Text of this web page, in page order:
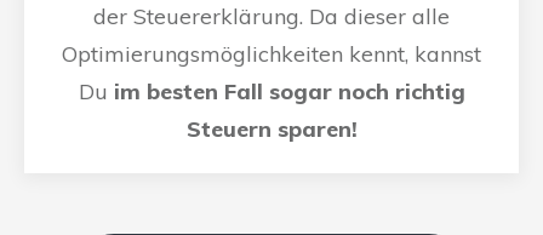
der Steuererklärung. Da dieser alle
Optimierungsmöglichkeiten kennt, kannst
Du im besten Fall sogar noch richtig
Steuern sparen!